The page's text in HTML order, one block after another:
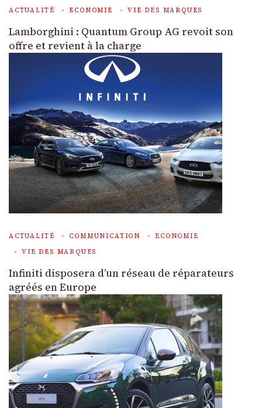
ACTUALITÉ ECONOMIE VIE DES MARQUES
Lamborghini : Quantum Group AG revoit son
offre et revient à la charge
ACTUALITÉ COMMUNICATION
ECONOMIE
VIE DES MARQUES
Infiniti disposera d’un réseau de réparateurs
agréés en Europe